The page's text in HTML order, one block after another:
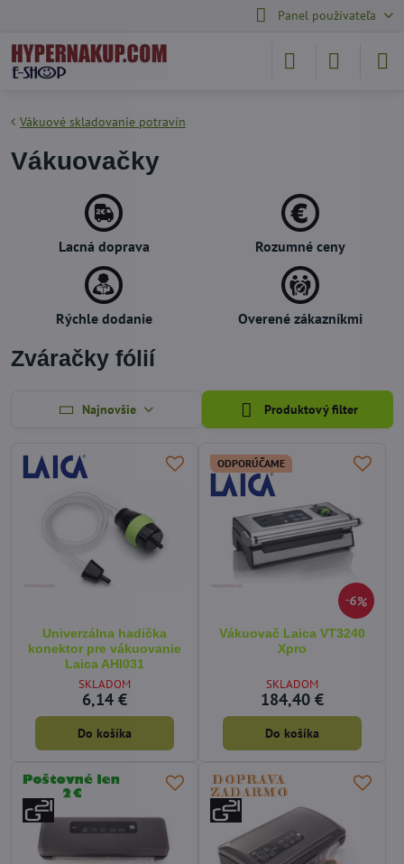
Panel používateľa
Vákuové skladovanie potravín
Vákuovačky
Lacná doprava Rozumné ceny
Rýchle dodanie Overené zákazníkmi
Zváračky fólií
Najnovšie Produktový filter
Univerzálna hadička
konektor pre vákuovanie
Laica AHI031
SKLADOM
6,14 €
Do košíka
6%
ODPORÚČAME
Vákuovač Laica VT3240
Xpro
SKLADOM
184,40 €
Do košíka